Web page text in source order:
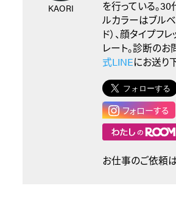
KAORI
を行っている。
ルカラーはブル
ド）、顔タイプフ
レート。診断の
式LINEにお送り
フォローする
お仕事のご依頼